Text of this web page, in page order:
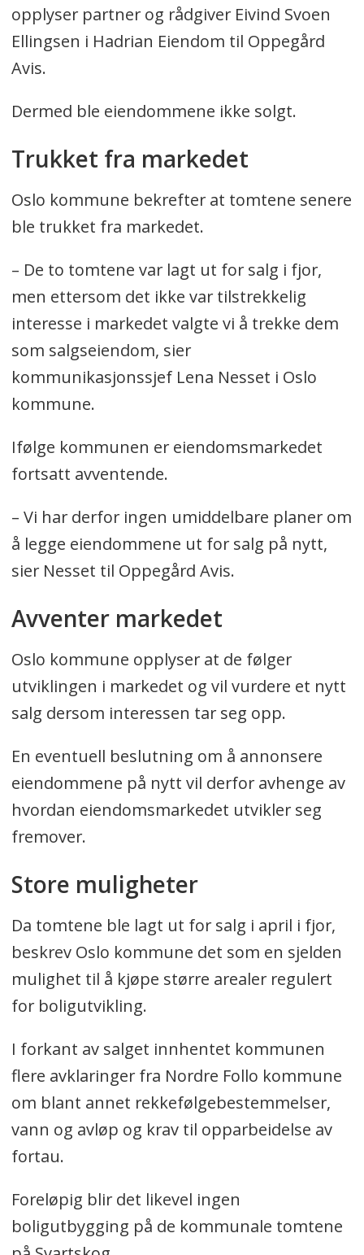
opplyser partner og rådgiver Eivind Svoen
Ellingsen i Hadrian Eiendom til Oppegård
Avis.
Dermed ble eiendommene ikke solgt.
Trukket fra markedet
Oslo kommune bekrefter at tomtene senere
ble trukket fra markedet.
– De to tomtene var lagt ut for salg i fjor,
men ettersom det ikke var tilstrekkelig
interesse i markedet valgte vi å trekke dem
som salgseiendom, sier
kommunikasjonssjef Lena Nesset i Oslo
kommune.
Ifølge kommunen er eiendomsmarkedet
fortsatt avventende.
– Vi har derfor ingen umiddelbare planer om
å legge eiendommene ut for salg på nytt,
sier Nesset til Oppegård Avis.
Avventer markedet
Oslo kommune opplyser at de følger
utviklingen i markedet og vil vurdere et nytt
salg dersom interessen tar seg opp.
En eventuell beslutning om å annonsere
eiendommene på nytt vil derfor avhenge av
hvordan eiendomsmarkedet utvikler seg
fremover.
Store muligheter
Da tomtene ble lagt ut for salg i april i fjor,
beskrev Oslo kommune det som en sjelden
mulighet til å kjøpe større arealer regulert
for boligutvikling.
I forkant av salget innhentet kommunen
flere avklaringer fra Nordre Follo kommune
om blant annet rekkefølgebestemmelser,
vann og avløp og krav til opparbeidelse av
fortau.
Foreløpig blir det likevel ingen
boligutbygging på de kommunale tomtene